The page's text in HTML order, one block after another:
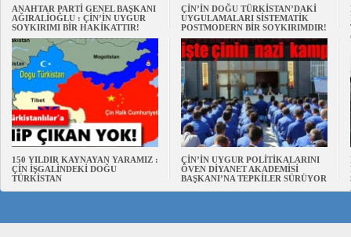
ANAHTAR PARTİ GENEL BAŞKANI
AĞIRALİOĞLU : ÇİN’İN UYGUR
SOYKIRIMI BİR HAKİKATTIR!
ÇİN’İN DOĞU TÜRKİSTAN’DAKİ
UYGULAMALARI SİSTEMATİK
POSTMODERN BİR SOYKIRIMDIR!
150 YILDIR KAYNAYAN YARAMIZ :
ÇİN İŞGALİNDEKİ DOĞU
TÜRKİSTAN
ÇİN’İN UYGUR POLİTİKALARINI
ÖVEN DİYANET AKADEMİSİ
BAŞKANI’NA TEPKİLER SÜRÜYOR